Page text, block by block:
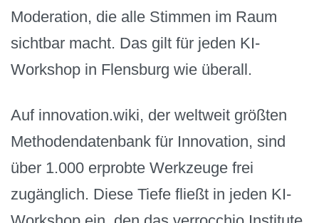
Moderation, die alle Stimmen im Raum
sichtbar macht. Das gilt für jeden KI-
Workshop in Flensburg wie überall.
Auf innovation.wiki, der weltweit größten
Methodendatenbank für Innovation, sind
über 1.000 erprobte Werkzeuge frei
zugänglich. Diese Tiefe fließt in jeden KI-